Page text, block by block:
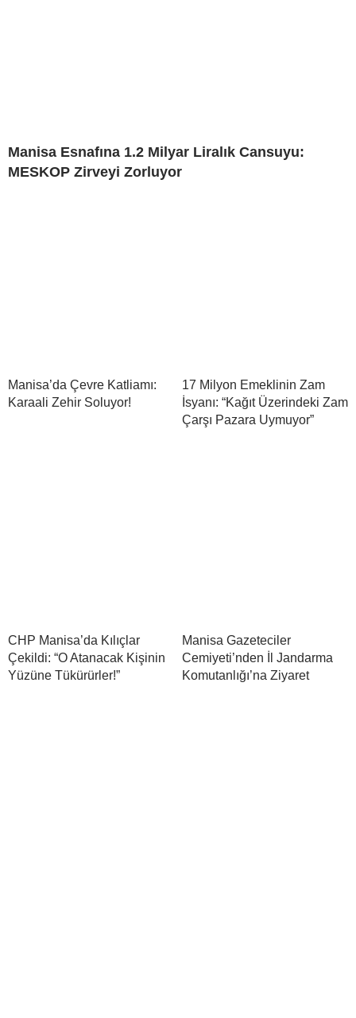
Manisa Esnafına 1.2 Milyar Liralık Cansuyu:
MESKOP Zirveyi Zorluyor
Manisa’da Çevre Katliamı:
Karaali Zehir Soluyor!
17 Milyon Emeklinin Zam
İsyanı: “Kağıt Üzerindeki Zam
Çarşı Pazara Uymuyor”
CHP Manisa’da Kılıçlar
Çekildi: “O Atanacak Kişinin
Yüzüne Tükürürler!”
Manisa Gazeteciler
Cemiyeti’nden İl Jandarma
Komutanlığı’na Ziyaret